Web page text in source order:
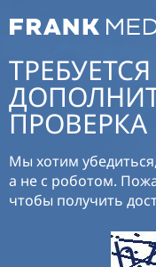
ТРЕБУЕТСЯ
ПРОВЕРКА
Мы хотим
а не с роботом.
чтобы получить